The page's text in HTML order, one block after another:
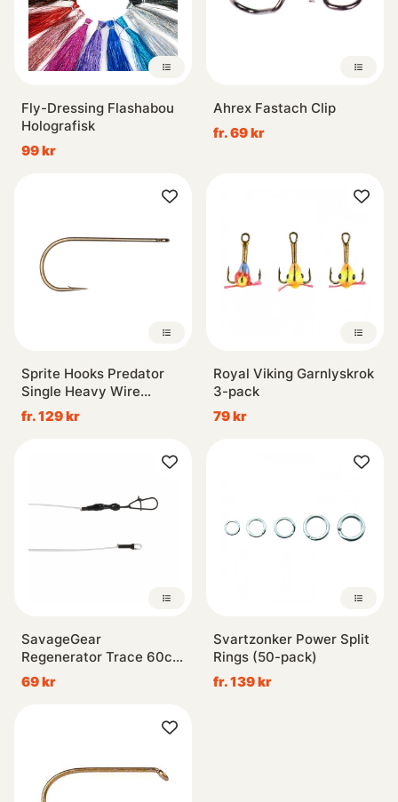
Fly-Dressing Flashabou
Holografisk
99 kr
Ahrex Fastach Clip
fr. 69 kr
Sprite Hooks Predator
Single Heavy Wire
Bronze S1087 15-pack
fr. 129 kr
Royal Viking Garnlyskrok
3-pack
79 kr
SavageGear
Regenerator Trace 60cm
(3-pack)
69 kr
Svartzonker Power Split
Rings (50-pack)
fr. 139 kr